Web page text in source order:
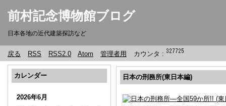
前村記念博物館ブログ
日本各地の近代建築探訪など
戻る RSS RSS2.0 Atom 管理者用 カウンタ :
カレンダー
2026年6月
日本の刑務所(東日本編)